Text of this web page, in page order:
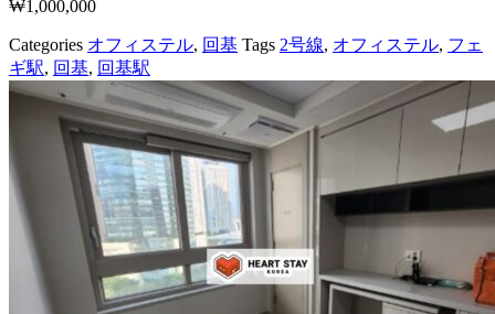
₩1,000,000
Categories オフィステル, 回基 Tags 2号線, オフィステル, フェ
ギ駅, 回基, 回基駅